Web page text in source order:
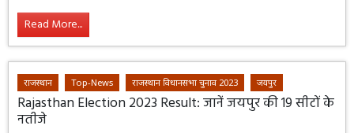
Read More...
राजस्थान Top-News राजस्थान विधानसभा चुनाव 2023 जयपुर
Rajasthan Election 2023 Result: जानें जयपुर की 19 सीटों के
नतीजे